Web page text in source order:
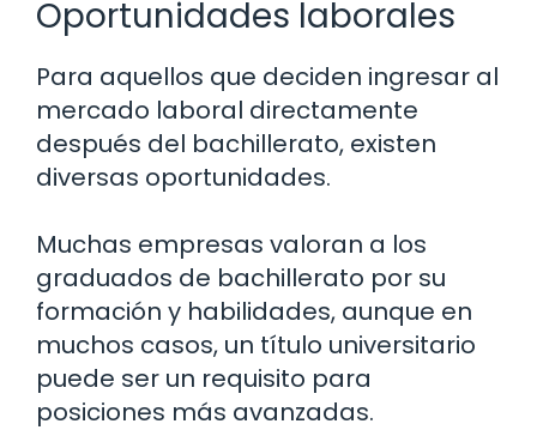
Oportunidades laborales
Para aquellos que deciden ingresar al
mercado laboral directamente
después del bachillerato, existen
diversas oportunidades.
Muchas empresas valoran a los
graduados de bachillerato por su
formación y habilidades, aunque en
muchos casos, un título universitario
puede ser un requisito para
posiciones más avanzadas.